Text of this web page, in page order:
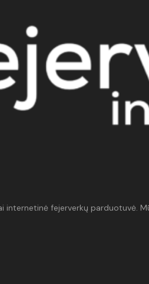
internetinė fejerverkų parduotuvė.